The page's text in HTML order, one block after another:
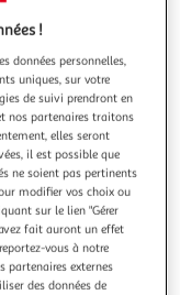
jusqu'à 14 jours -
Assistant vocal -
!
données personnelles,
uniques, sur votre
de suivi prendront en
nos partenaires traitons
elles seront
il est possible que
ne soient pas pertinents
modifier vos choix ou
sur le lien "Gérer
fait auront un effet
vous à notre
partenaires externes
des données de